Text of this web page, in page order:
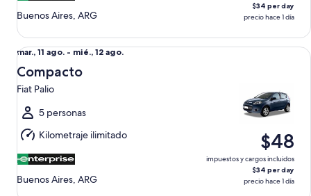
Buenos Aires, ARG
$34 per day
precio hace 1 día
Del
mar.,
11
ago.
al
mié.,
12
ago.
mar., 11 ago. - mié., 12 ago.
Compacto
Fiat Palio
5 personas
Kilometraje ilimitado
Buenos Aires, ARG
$48
impuestos y cargos incluidos
$34 per day
precio hace 1 día
Compacto Fiat Palio